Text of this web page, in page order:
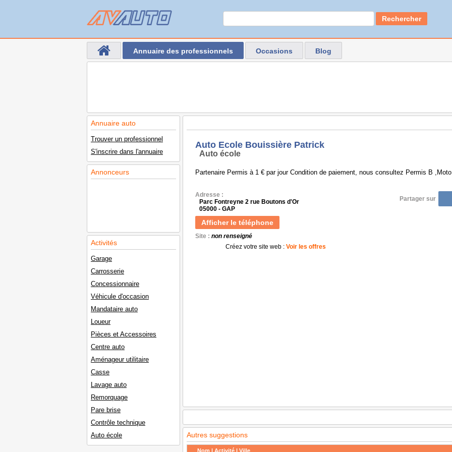
Rechercher
Annuaire des professionnels Occasions Blog
Annuaire auto
Trouver un professionnel
S'inscrire dans l'annuaire
Annonceurs
Activités
Garage
Carrosserie
Concessionnaire
Véhicule d'occasion
Mandataire auto
Loueur
Pièces et Accessoires
Centre auto
Aménageur utilitaire
Casse
Lavage auto
Remorquage
Pare brise
Contrôle technique
Auto école
Auto Ecole Bouissière Patrick
Auto école
Partenaire Permis à 1 € par jour Condition de paiement, nous consultez Permis B
Adresse :
Parc Fontreyne 2 rue Boutons d'Or
05000 - GAP
Afficher le téléphone
Site : non renseigné
Créez votre site web : Voir les offres
Partager sur
Autres suggestions
Nom | Activité | Ville